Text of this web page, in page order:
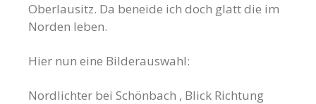
Oberlausitz. Da beneide ich doch glatt die im
Norden leben.
Hier nun eine Bilderauswahl:
Nordlichter bei Schönbach , Blick Richtung